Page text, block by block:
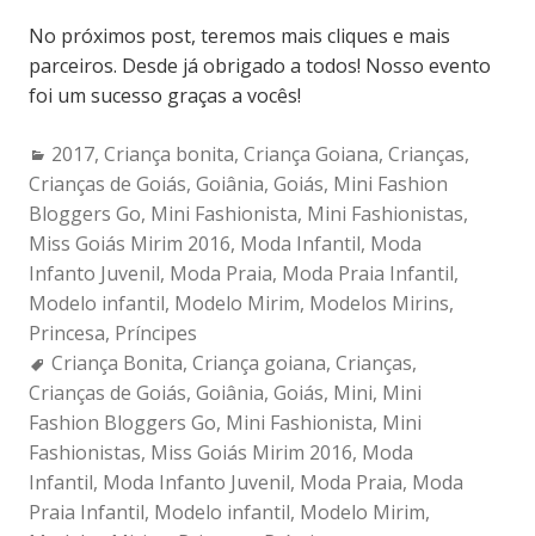
No próximos post, teremos mais cliques e mais
parceiros. Desde já obrigado a todos! Nosso evento
foi um sucesso graças a vocês!
Categories:
2017, Criança bonita, Criança Goiana, Crianças,
Crianças de Goiás, Goiânia, Goiás, Mini Fashion
Bloggers Go, Mini Fashionista, Mini Fashionistas,
Miss Goiás Mirim 2016, Moda Infantil, Moda
Infanto Juvenil, Moda Praia, Moda Praia Infantil,
Modelo infantil, Modelo Mirim, Modelos Mirins,
Princesa, Príncipes
Tags:
Criança Bonita, Criança goiana, Crianças,
Crianças de Goiás, Goiânia, Goiás, Mini, Mini
Fashion Bloggers Go, Mini Fashionista, Mini
Fashionistas, Miss Goiás Mirim 2016, Moda
Infantil, Moda Infanto Juvenil, Moda Praia, Moda
Praia Infantil, Modelo infantil, Modelo Mirim,